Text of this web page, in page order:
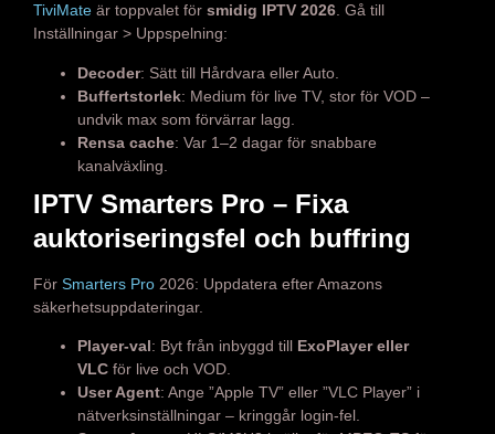
TiviMate är toppvalet för smidig IPTV 2026. Gå till
Inställningar > Uppspelning:
Decoder: Sätt till Hårdvara eller Auto.
Buffertstorlek: Medium för live TV, stor för VOD –
undvik max som förvärrar lagg.
Rensa cache: Var 1–2 dagar för snabbare
kanalväxling.
IPTV Smarters Pro – Fixa
auktoriseringsfel och buffring
För Smarters Pro 2026: Uppdatera efter Amazons
säkerhetsuppdateringar.
Player-val: Byt från inbyggd till ExoPlayer eller
VLC för live och VOD.
User Agent: Ange ”Apple TV” eller ”VLC Player” i
nätverksinställningar – kringgår login-fel.